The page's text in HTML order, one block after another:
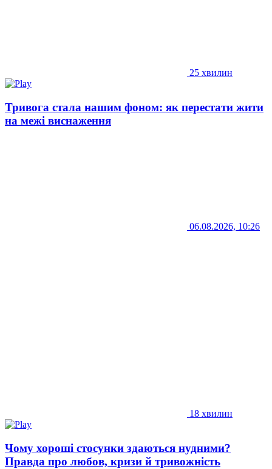
25 хвилин
Тривога стала нашим фоном: як перестати жити
на межі виснаження
06.08.2026, 10:26
18 хвилин
Чому хороші стосунки здаються нудними?
Правда про любов, кризи й тривожність